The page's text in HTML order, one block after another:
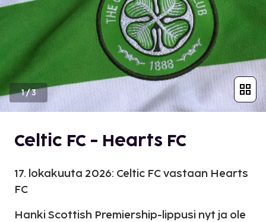
1/3
Celtic FC - Hearts FC
17. lokakuuta 2026: Celtic FC vastaan Hearts
FC
Hanki Scottish Premiership-lippusi nyt ja ole